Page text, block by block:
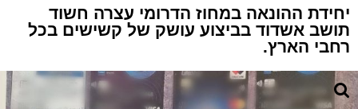
יחידת ההונאה במחוז הדרומי עצרה חשוד
תושב אשדוד בביצוע עושק של קשישים בכל
רחבי הארץ.